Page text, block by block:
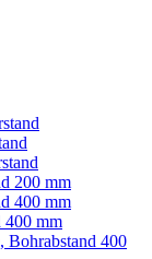
200 mm
400 mm
400 mm
Bohrabstand 400